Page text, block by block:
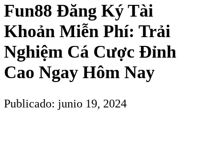
Fun88 Đăng Ký Tài
Khoản Miễn Phí: Trải
Nghiệm Cá Cược Đỉnh
Cao Ngay Hôm Nay
Publicado: junio 19, 2024